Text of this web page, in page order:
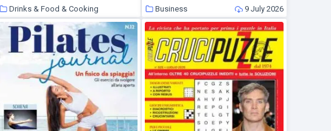
Drinks & Food & Cooking
9 July 2026
Business 9 July 2026